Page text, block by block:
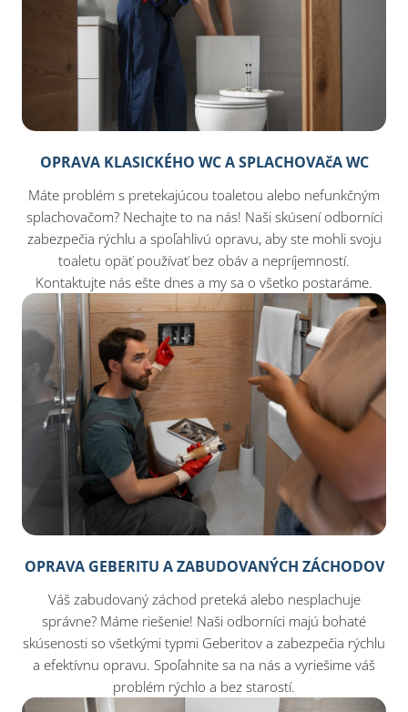
OPRAVA KLASICKÉHO WC A SPLACHOVAčA WC
Máte problém s pretekajúcou toaletou alebo nefunkčným
splachovačom? Nechajte to na nás! Naši skúsení odborníci
zabezpečia rýchlu a spoľahlivú opravu, aby ste mohli svoju
toaletu opäť používať bez obáv a nepríjemností.
Kontaktujte nás ešte dnes a my sa o všetko postaráme.
OPRAVA GEBERITU A ZABUDOVANÝCH ZÁCHODOV
Váš zabudovaný záchod preteká alebo nesplachuje
správne? Máme riešenie! Naši odborníci majú bohaté
skúsenosti so všetkými typmi Geberitov a zabezpečia rýchlu
a efektívnu opravu. Spoľahnite sa na nás a vyriešime váš
problém rýchlo a bez starostí.